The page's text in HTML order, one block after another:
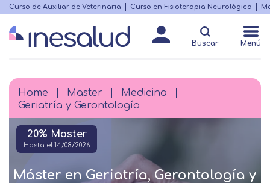
Skip
main
content
Menú
destacado
Curso de Auxiliar de Veterinaria Curso en Fisioterapia Neurológica
Buscar Menú
Breadcrumb
Home Master
Medicina
Geriatría y Gerontología
20% Master
Hasta el 14/08/2026
Máster en Geriatría, Gerontología y
Matricularme